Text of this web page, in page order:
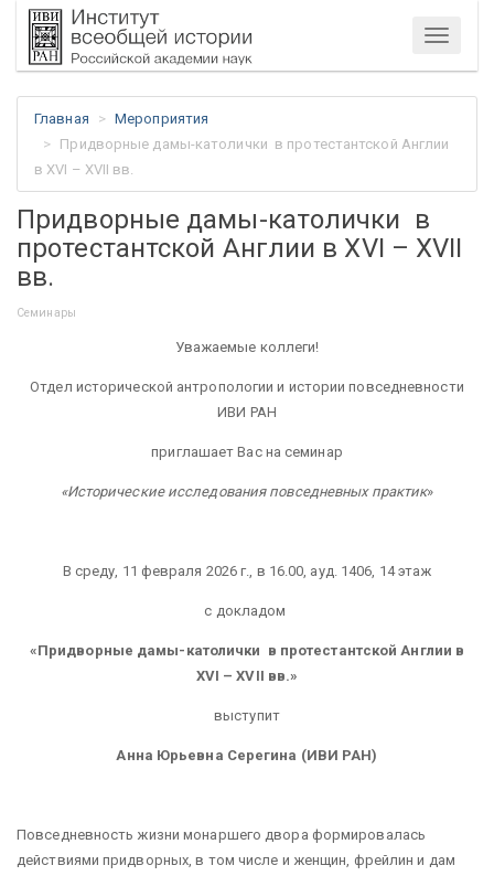
Меню
Главная
Мероприятия
Придворные дамы-католички в протестантской Англии
в XVI – XVII вв.
Придворные дамы-католички в
протестантской Англии в XVI – XVII
вв.
Семинары
Уважаемые коллеги!
Отдел исторической антропологии и истории повседневности
ИВИ РАН
приглашает Вас на семинар
«Исторические исследования повседневных практик»
В среду, 11 февраля 2026 г., в 16.00, ауд. 1406, 14 этаж
с докладом
«Придворные дамы-католички в протестантской Англии в
XVI – XVII вв.»
выступит
Анна Юрьевна Серегина (ИВИ РАН)
Повседневность жизни монаршего двора формировалась
действиями придворных, в том числе и женщин, фрейлин и дам